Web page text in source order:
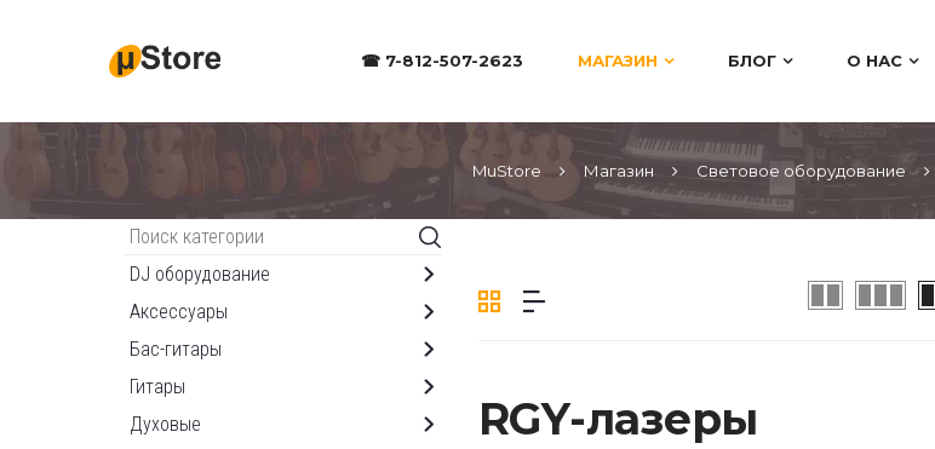
☎ 7-812-507-2623 МАГАЗИН БЛОГ О НАС
MuStore Магазин Световое оборудование
Каталог
DJ оборудование
Аксессуары
Бас-гитары
Гитары
Духовые
RGY-лазеры